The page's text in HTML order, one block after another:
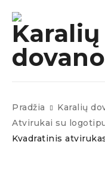
Pradžia Karalių
Atvirukai su
Kvadratinis